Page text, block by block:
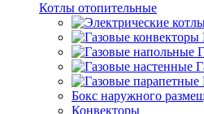
Котлы отопительные
Бокс наружного
Конвекторы